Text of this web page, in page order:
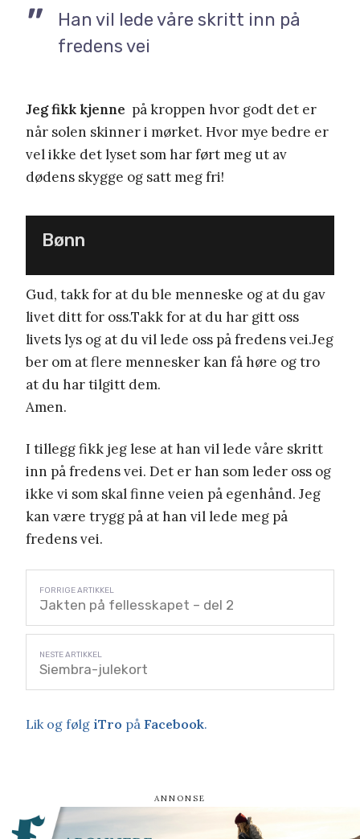
Han vil lede våre skritt inn på
fredens vei
Jeg fikk kjenne på kroppen hvor godt det er
når solen skinner i mørket. Hvor mye bedre er
vel ikke det lyset som har ført meg ut av
dødens skygge og satt meg fri!
Bønn
Gud, takk for at du ble menneske og at du gav
livet ditt for oss.Takk for at du har gitt oss
livets lys og at du vil lede oss på fredens vei.Jeg
ber om at flere mennesker kan få høre og tro
at du har tilgitt dem.
Amen.
I tillegg fikk jeg lese at han vil lede våre skritt
inn på fredens vei. Det er han som leder oss og
ikke vi som skal finne veien på egenhånd. Jeg
kan være trygg på at han vil lede meg på
fredens vei.
Jakten på fellesskapet – del 2
Siembra-julekort
Lik og følg iTro på Facebook.